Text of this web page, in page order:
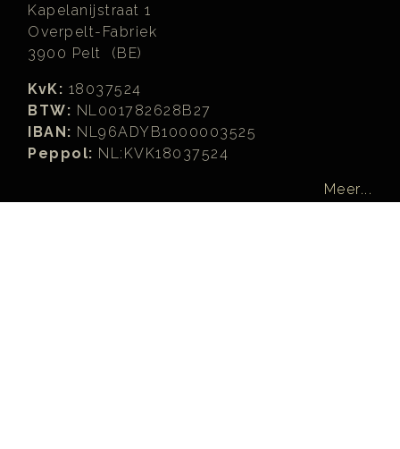
Kapelanijstraat 1
Overpelt-Fabriek
3900 Pelt (BE)
KvK: 18037524
BTW: NL001782628B27
IBAN: NL96ADYB1000003525
Peppol: NL:KVK18037524
Meer...